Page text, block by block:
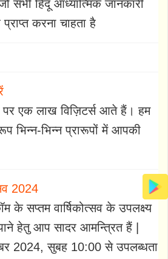
सभी हिंदू आध्यात्मिक जानकारी
करना चाहता है
पर एक लाख विज़िटर्स आते हैं। हम
भिन्न-भिन्न प्रारूपों में आपकी
2024
के सप्तम वार्षिकोत्सव के उपलक्ष्य
हेतु आप सादर आमन्त्रित हैं |
2024, सुबह 10:00 से उपलब्धता